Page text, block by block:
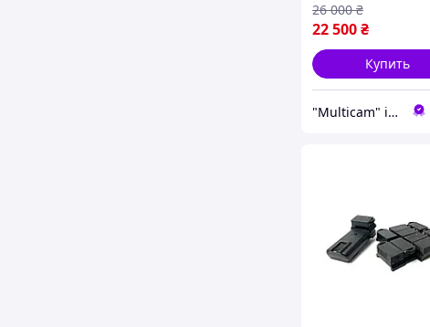
22 500₴
26 000 ₴
Купить
"Multicam" інтернет магазин